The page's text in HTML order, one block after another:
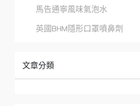
馬告通寧風味氣泡水
英國BHM隱形口罩噴鼻劑
文章分類